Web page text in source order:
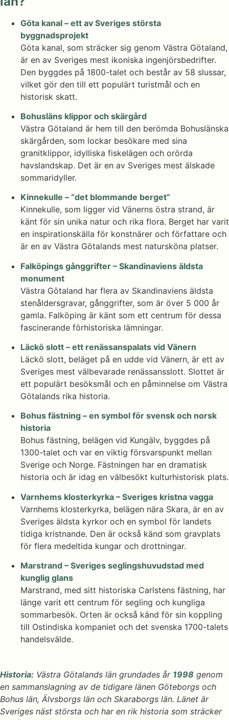
Göta kanal – ett av Sveriges största
byggnadsprojekt
Göta kanal, som sträcker sig genom Västra Götaland,
är en av Sveriges mest ikoniska ingenjörsbedrifter.
Den byggdes på 1800-talet och består av 58 slussar,
vilket gör den till ett populärt turistmål och en
historisk skatt.
Bohusläns klippor och skärgård
Västra Götaland är hem till den berömda Bohuslänska
skärgården, som lockar besökare med sina
granitklippor, idylliska fiskelägen och orörda
havslandskap. Det är en av Sveriges mest älskade
sommaridyller.
Kinnekulle – “det blommande berget”
Kinnekulle, som ligger vid Vänerns östra strand, är
känt för sin unika natur och rika flora. Berget har varit
en inspirationskälla för konstnärer och författare och
är en av Västra Götalands mest natursköna platser.
Falköpings gånggrifter – Skandinaviens äldsta
monument
Västra Götaland har flera av Skandinaviens äldsta
stenåldersgravar, gånggrifter, som är över 5 000 år
gamla. Falköping är känt som ett centrum för dessa
fascinerande förhistoriska lämningar.
Läckö slott – ett renässanspalats vid Vänern
Läckö slott, beläget på en udde vid Vänern, är ett av
Sveriges mest välbevarade renässansslott. Slottet är
ett populärt besöksmål och en påminnelse om Västra
Götalands rika historia.
Bohus fästning – en symbol för svensk och norsk
historia
Bohus fästning, belägen vid Kungälv, byggdes på
1300-talet och var en viktig försvarspunkt mellan
Sverige och Norge. Fästningen har en dramatisk
historia och är idag en välbesökt kulturhistorisk plats.
Varnhems klosterkyrka – Sveriges kristna vagga
Varnhems klosterkyrka, belägen nära Skara, är en av
Sveriges äldsta kyrkor och en symbol för landets
tidiga kristnande. Den är också känd som gravplats
för flera medeltida kungar och drottningar.
Marstrand – Sveriges seglingshuvudstad med
kunglig glans
Marstrand, med sitt historiska Carlstens fästning, har
länge varit ett centrum för segling och kungliga
sommarbesök. Orten är också känd för sin koppling
till Ostindiska kompaniet och det svenska 1700-talets
handelsvälde.
Historia: Västra Götalands län grundades år 1998 genom
en sammanslagning av de tidigare länen Göteborgs och
Bohus län, Älvsborgs län och Skaraborgs län. Länet är
Sveriges näst största och har en rik historia som sträcker